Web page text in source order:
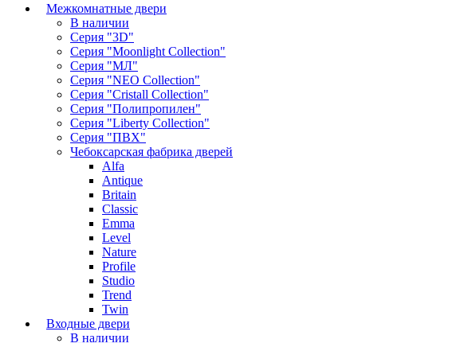
Межкомнатные двери
В наличии
Серия "3D"
Серия "Moonlight Collection"
Серия "МЛ"
Серия "NEO Collection"
Серия "Cristall Collection"
Серия "Полипропилен"
Серия "Liberty Collection"
Серия "ПВХ"
Чебоксарская фабрика дверей
Alfa
Antique
Britain
Classic
Emma
Level
Nature
Profile
Studio
Trend
Twin
Входные двери
В наличии